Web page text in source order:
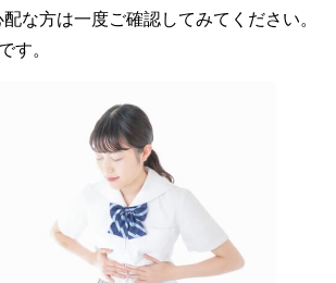
な方は一度ご確認してみてください。
す。